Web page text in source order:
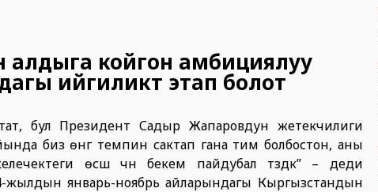
койгон амбициялуу
ийгиликтүү этап болот
бул Президент Садыр Жапаровдун жетекчилиги
биз өнүгүү темпин сактап гана тим болбостон, аны
өсүш үчүн бекем пайдубал түздүк” – деди
январь-ноябрь айларындагы Кыргызстандын